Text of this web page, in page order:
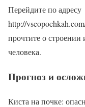
Перейдите по адресу
http://
прочтите о
человека.
Прогноз и
Киста на почке: